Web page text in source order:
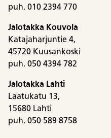
puh. 010 2394 770
Jalotakka Kouvola
Katajaharjuntie 4,
45720 Kuusankoski
puh. 050 4394 782
Jalotakka Lahti
Laatukatu 13,
15680 Lahti
puh. 050 589 8758